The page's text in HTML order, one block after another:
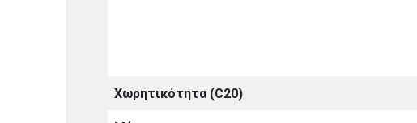
Χωρητικότητα (C20)